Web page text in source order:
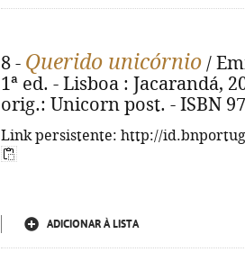
8 - Querido unicórnio /
1ª ed. - Lisboa : Jacarandá,
orig.: Unicorn post. - ISBN
Link persistente: http://
ADICIONAR À LISTA